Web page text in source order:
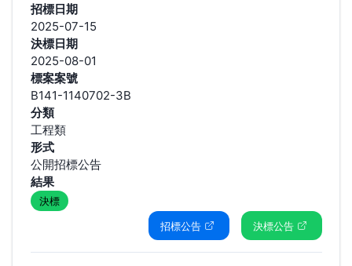
招標日期
2025-07-15
決標日期
2025-08-01
標案案號
B141-1140702-3B
分類
工程類
形式
公開招標公告
結果
決標
招標公告
決標公告